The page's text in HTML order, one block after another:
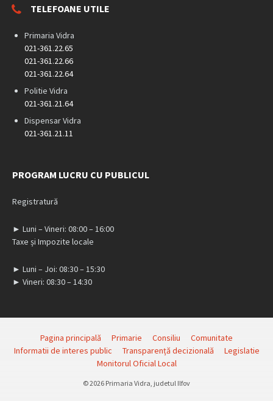
TELEFOANE UTILE
Primaria Vidra
021-361.22.65
021-361.22.66
021-361.22.64
Politie Vidra
021-361.21.64
Dispensar Vidra
021-361.21.11
PROGRAM LUCRU CU PUBLICUL
Registratură
► Luni – Vineri: 08:00 – 16:00
Taxe și Impozite locale
► Luni – Joi: 08:30 – 15:30
► Vineri: 08:30 – 14:30
Pagina principală Primarie Consiliu
Comunitate
Informatii de interes public
Transparență decizională
Legislatie
Monitorul Oficial Local
© 2026 Primaria Vidra, judetul Ilfov